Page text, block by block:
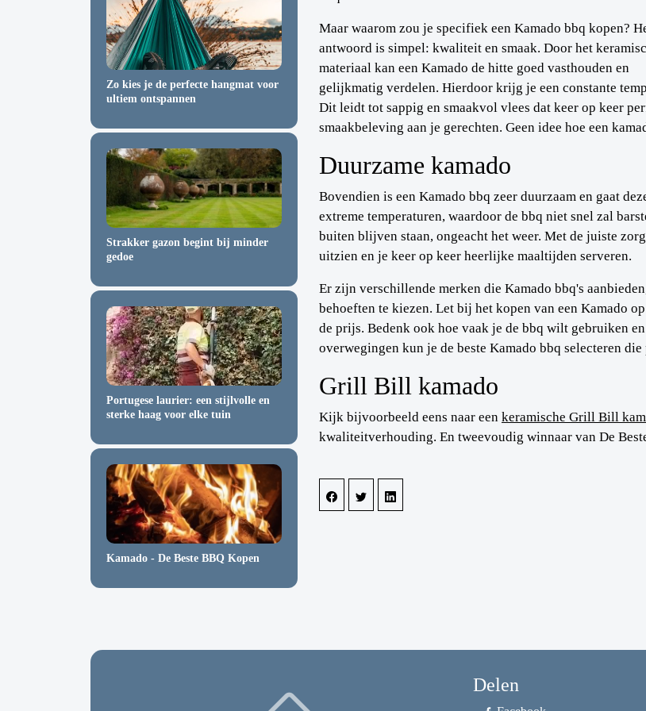
Zo kies je de perfecte hangmat voor
ultiem ontspannen
Strakker gazon begint bij minder
gedoe
Portugese laurier: een stijlvolle en
sterke haag voor elke tuin
Kamado - De Beste BBQ Kopen
Maar waarom zou je specifiek een Kamado bbq kopen?
antwoord is simpel: kwaliteit en smaak. Door het
materiaal kan een Kamado de hitte goed vasthouden en
gelijkmatig verdelen. Hierdoor krijg je een constante
Dit leidt tot sappig en smaakvol vlees dat keer op keer
smaakbeleving aan je gerechten. Geen idee hoe een
Duurzame kamado
Bovendien is een Kamado bbq zeer duurzaam en gaat
extreme temperaturen, waardoor de bbq niet snel zal
buiten blijven staan, ongeacht het weer. Met de juiste
uitzien en je keer op keer heerlijke maaltijden serveren.
Er zijn verschillende merken die Kamado bbq's
behoeften te kiezen. Let bij het kopen van een Kamado
de prijs. Bedenk ook hoe vaak je de bbq wilt gebruiken
overwegingen kun je de beste Kamado bbq selecteren
Grill Bill kamado
Kijk bijvoorbeeld eens naar een keramische Grill Bill
kwaliteitverhouding. En tweevoudig winnaar van De
Delen